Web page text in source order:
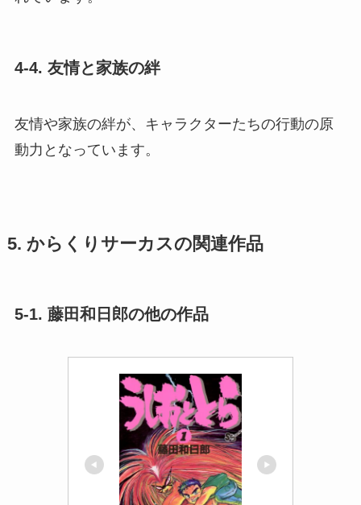
4-4. 友情と家族の絆
友情や家族の絆が、キャラクターたちの行動の原
動力となっています。
5. からくりサーカスの関連作品
5-1. 藤田和日郎の他の作品